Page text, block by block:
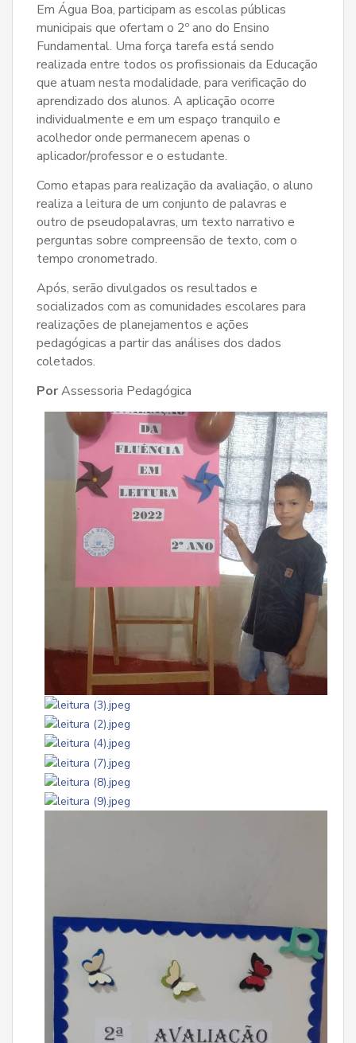
Em Água Boa, participam as escolas públicas
municipais que ofertam o 2º ano do Ensino
Fundamental. Uma força tarefa está sendo
realizada entre todos os profissionais da Educação
que atuam nesta modalidade, para verificação do
aprendizado dos alunos. A aplicação ocorre
individualmente e em um espaço tranquilo e
acolhedor onde permanecem apenas o
aplicador/professor e o estudante.
Como etapas para realização da avaliação, o aluno
realiza a leitura de um conjunto de palavras e
outro de pseudopalavras, um texto narrativo e
perguntas sobre compreensão de texto, com o
tempo cronometrado.
Após, serão divulgados os resultados e
socializados com as comunidades escolares para
realizações de planejamentos e ações
pedagógicas a partir das análises dos dados
coletados.
PorAssessoria Pedagógica